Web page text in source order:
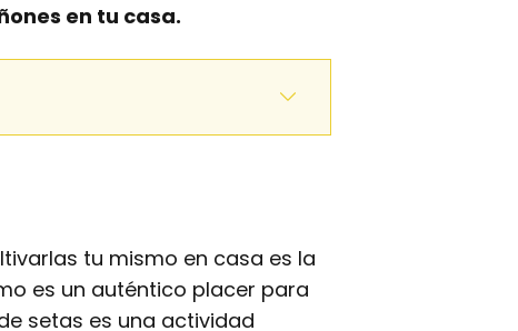
en tu casa.
tu mismo en casa es la
es un auténtico placer para
setas es una actividad